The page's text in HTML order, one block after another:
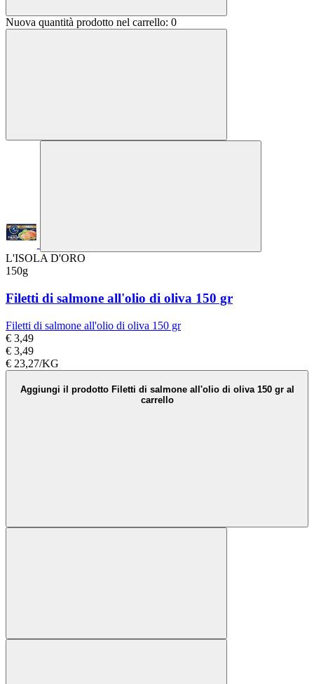
Nuova quantità prodotto nel carrello: 0
L'ISOLA D'ORO
150g
Filetti di salmone all'olio di oliva 150 gr
Filetti di salmone all'olio di oliva 150 gr
€ 3,49
€ 3,49
€ 23,27/KG
Aggiungi il prodotto Filetti di salmone all'olio di oliva 150 gr al
carrello